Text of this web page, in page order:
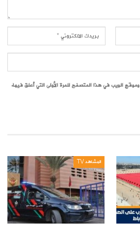
الويب في هذا المتصفح للمرة الأولى التي أعلق فيها.
المشاهد TV